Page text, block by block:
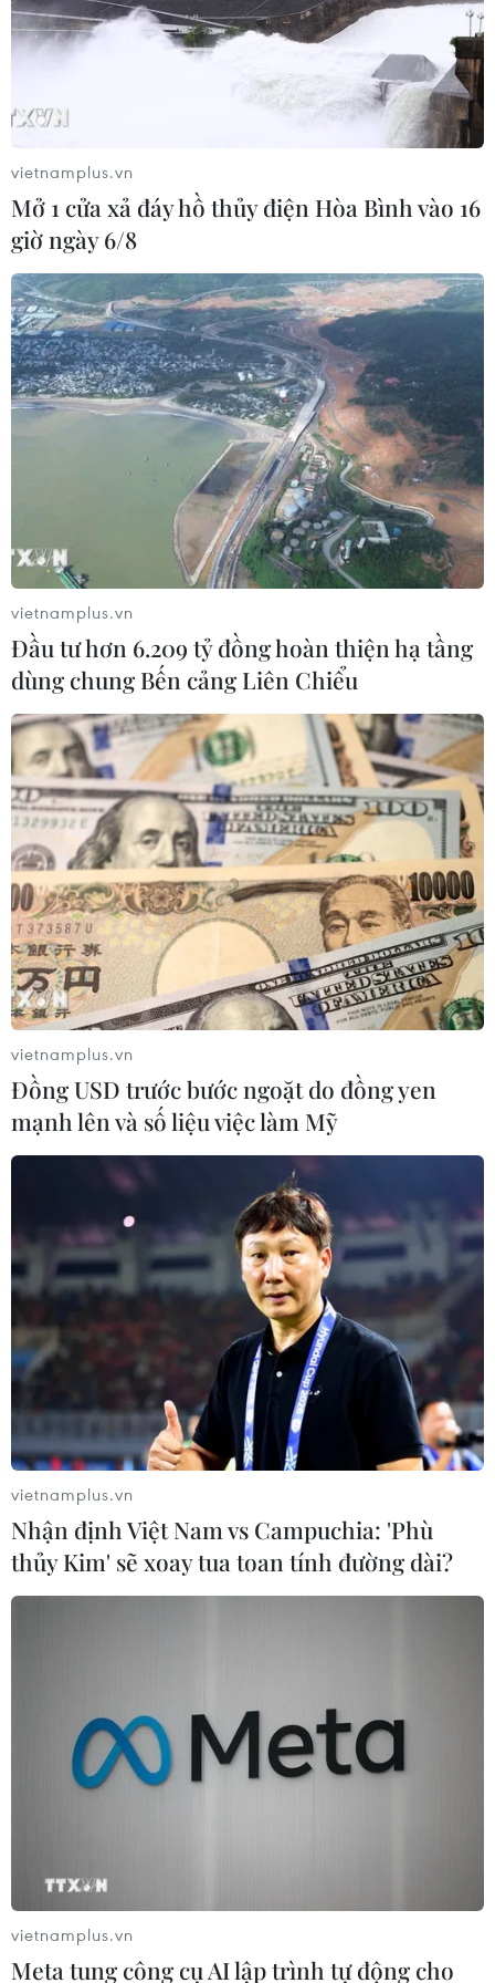
viên đều đang đề xuất các chính sách kinh tế sẽ
làm tăng thâm hụt ngân sách vốn đã rất cao của
(TTXVN/Vietnam+)
#Kinh tế toàn cầu #cắt giảm lãi suất
#kinh tế Mỹ
#bầu cử tổng thống Mỹ
#Tăng trưởng toàn cầu
TIN LIÊN QUAN
Tổng thống Nga: BRICS sẽ là động lực
thúc đẩy tăng trưởng kinh tế toàn cầu
18/10/2024 12:08
Tổng thống Putin khẳng định các quốc gia trong BRICS
là động lực thúc đẩy tăng trưởng kinh tế toàn cầu và
trong tương lai gần khối này sẽ tạo ra sự tăng trưởng
chính trong GDP toàn cầu.
do xung đột leo thang tại Trung Đông
16/10/2024 06:48
Chủ tịch WB cho biết cuộc xung đột tại Trung Đông cho
vietnamplus.vn
Mở 1 cửa xả đáy hồ thủy điện Hòa Bình vào 16
giờ ngày 6/8
vietnamplus.vn
Đầu tư hơn 6.209 tỷ đồng hoàn thiện hạ tầng
dùng chung Bến cảng Liên Chiểu
vietnamplus.vn
Đồng USD trước bước ngoặt do đồng yen
mạnh lên và số liệu việc làm Mỹ
vietnamplus.vn
Nhận định Việt Nam vs Campuchia: 'Phù
thủy Kim' sẽ xoay tua toan tính đường dài?
vietnamplus.vn
Meta tung công cụ AI lập trình tự động cho